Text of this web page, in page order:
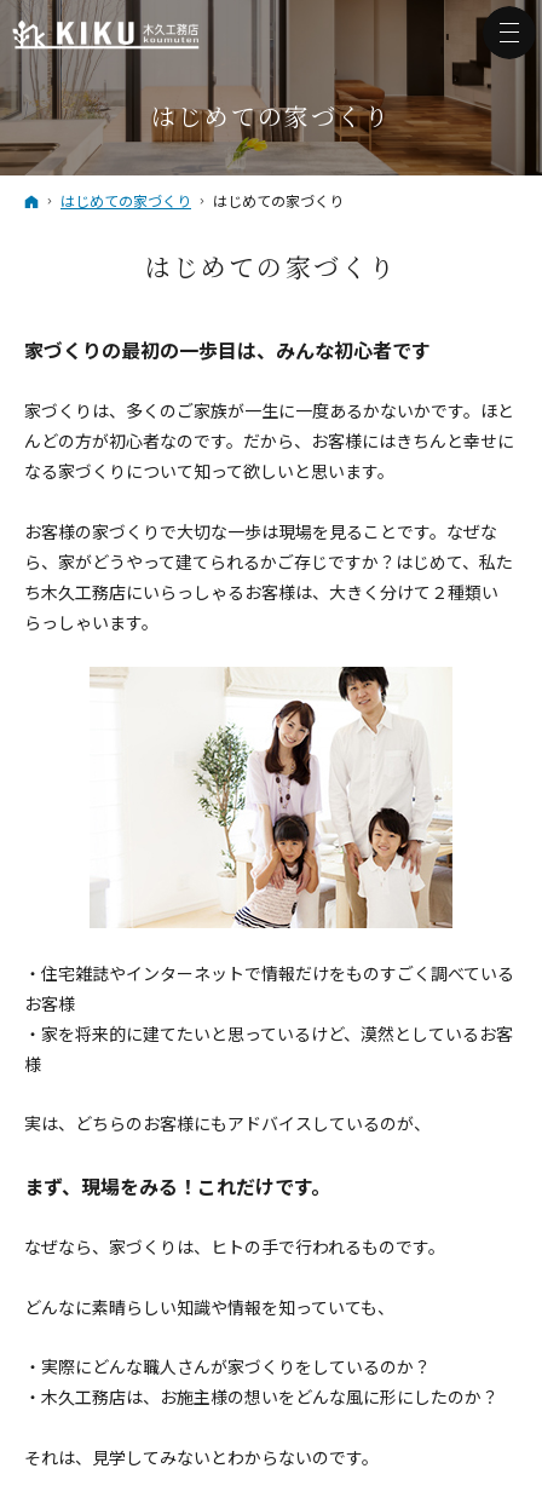
はじめての家づくり
ホーム
はじめての家づくり はじめての家づくり
はじめての家づくり
家づくりの最初の一歩目は、みんな初心者です
家づくりは、多くのご家族が一生に一度あるかないかです。ほと
んどの方が初心者なのです。だから、お客様にはきちんと幸せに
なる家づくりについて知って欲しいと思います。
お客様の家づくりで大切な一歩は現場を見ることです。なぜな
ら、家がどうやって建てられるかご存じですか？はじめて、私た
ち木久工務店にいらっしゃるお客様は、大きく分けて２種類い
らっしゃいます。
・住宅雑誌やインターネットで情報だけをものすごく調べている
お客様
・家を将来的に建てたいと思っているけど、漠然としているお客
様
実は、どちらのお客様にもアドバイスしているのが、
まず、現場をみる！これだけです。
なぜなら、家づくりは、ヒトの手で行われるものです。
どんなに素晴らしい知識や情報を知っていても、
・実際にどんな職人さんが家づくりをしているのか？
・木久工務店は、お施主様の想いをどんな風に形にしたのか？
それは、見学してみないとわからないのです。